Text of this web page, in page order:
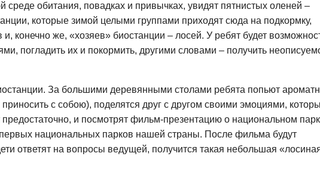
среде обитания, повадках и привычках, увидят пятнистых оленей –
которые зимой целыми группами приходят сюда на подкормку,
конечно же, «хозяев» биостанции – лосей. У ребят будет
погладить их и покормить, другими словами – получить
За большими деревянными столами ребята попьют
с собою), поделятся друг с другом своими эмоциями,
и посмотрят фильм-презентацию о национальном
национальных парков нашей страны. После фильма будут
ответят на вопросы ведущей, получится такая небольшая